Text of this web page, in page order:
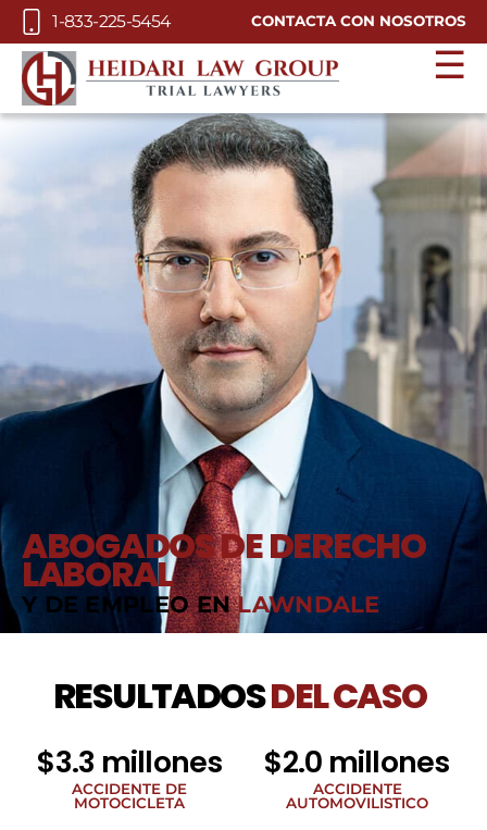
Skip to Main Content
1-833-225-5454 CONTACTA CON NOSOTROS
☰
ABOGADOS DE DERECHO
LABORAL
Y DE EMPLEO ENLAWNDALE
RESULTADOSDEL CASO
$3.3 millones
ACCIDENTE DE
MOTOCICLETA
$2.0 millones
ACCIDENTE
AUTOMOVILISTICO